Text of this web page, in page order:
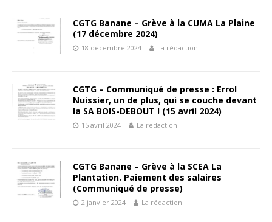
CGTG Banane – Grève à la CUMA La Plaine
(17 décembre 2024)
18 décembre 2024 La rédaction
CGTG – Communiqué de presse : Errol
Nuissier, un de plus, qui se couche devant
la SA BOIS-DEBOUT ! (15 avril 2024)
15 avril 2024 La rédaction
CGTG Banane – Grève à la SCEA La
Plantation. Paiement des salaires
(Communiqué de presse)
2 janvier 2024 La rédaction